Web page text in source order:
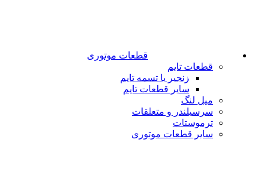
قطعات موتوری
قطعات تایم
زنجیر یا تسمه تایم
سایر قطعات تایم
میل لنگ
سرسیلندر و متعلقات
ترموستات
سایر قطعات موتوری